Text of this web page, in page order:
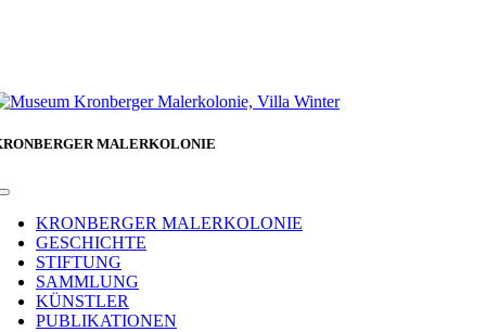
MALERKOLONIE
Toggle
NavigationKRONBERGER MALERKOLONIE
GESCHICHTE
STIFTUNG
SAMMLUNG
KÜNSTLER
PUBLIKATIONEN